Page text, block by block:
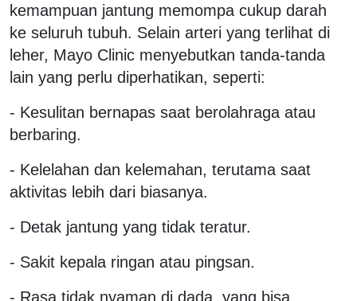
kemampuan jantung memompa cukup darah
ke seluruh tubuh. Selain arteri yang terlihat di
leher, Mayo Clinic menyebutkan tanda-tanda
lain yang perlu diperhatikan, seperti:
- Kesulitan bernapas saat berolahraga atau
berbaring.
- Kelelahan dan kelemahan, terutama saat
aktivitas lebih dari biasanya.
- Detak jantung yang tidak teratur.
- Sakit kepala ringan atau pingsan.
- Rasa tidak nyaman di dada, yang bisa